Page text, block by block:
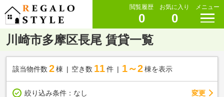
閲覧履歴
0
お気に入り
0
メニュー
川崎市多摩区長尾 賃貸一覧
該当物件数 2棟 空き数 11 件 1～2 棟を表示
絞り込み条件： なし 変更